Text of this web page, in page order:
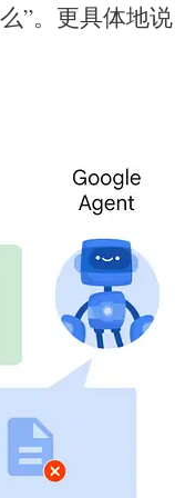
”。更具体地